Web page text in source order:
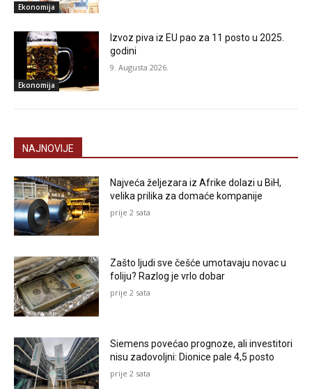
Ekonomija
Ekonomija
Izvoz piva iz EU pao za 11 posto u 2025.
godini
9. Augusta 2026.
NAJNOVIJE
Najveća željezara iz Afrike dolazi u BiH,
velika prilika za domaće kompanije
prije 2 sata
Zašto ljudi sve češće umotavaju novac u
foliju? Razlog je vrlo dobar
prije 2 sata
Siemens povećao prognoze, ali investitori
nisu zadovoljni: Dionice pale 4,5 posto
prije 2 sata